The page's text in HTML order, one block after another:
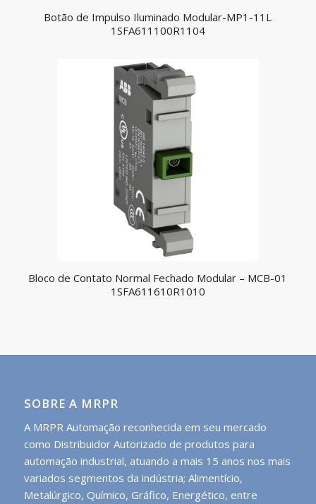
Botão de Impulso Iluminado Modular-MP1-11L
1SFA611100R1104
Bloco de Contato Normal Fechado Modular – MCB-01
1SFA611610R1010
SOBRE A MRPR
A MRPR Automação reconhecida em seu mercado
como Distribuidor Autorizado de produtos para
automação industrial, atuando a mais 15 anos nos mais
variados segmentos da indústria; Alimentício,
Metalúrgico, Químico, Gráfico, Energético, entre